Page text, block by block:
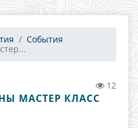
События
12
МАСТЕР КЛАСС